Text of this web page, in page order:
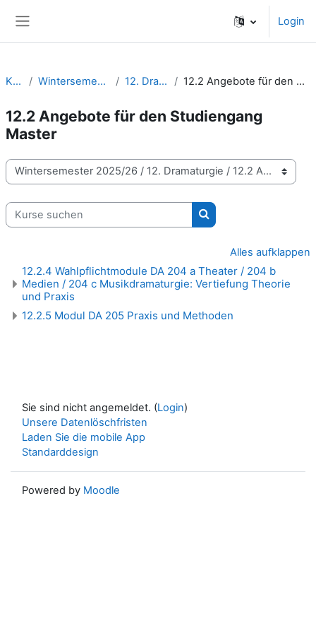
Login
Kurse Wintersemester 2025/26 12. Dramaturgie 12.2 Angebote für den Studiengang Master
12.2 Angebote für den Studiengang
Master
Kursbereiche
Kurse suchen
Kurse suchen
Alles aufklappen
12.2.4 Wahlpflichtmodule DA 204 a Theater / 204 b
Medien / 204 c Musikdramaturgie: Vertiefung Theorie
und Praxis
12.2.5 Modul DA 205 Praxis und Methoden
Sie sind nicht angemeldet. (Login)
Unsere Datenlöschfristen
Laden Sie die mobile App
Standarddesign
Powered by Moodle